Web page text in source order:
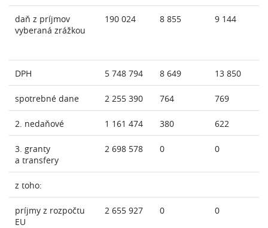
daň z príjmov
vyberaná zrážkou
190 024 8 855 9 144
DPH 5 748 794 8 649 13 850
spotrebné dane 2 255 390 764 769
2. nedaňové 1 161 474 380 622
3. granty
a transfery
2 698 578 0 0
z toho:
príjmy z rozpočtu
EU
2 655 927 0 0